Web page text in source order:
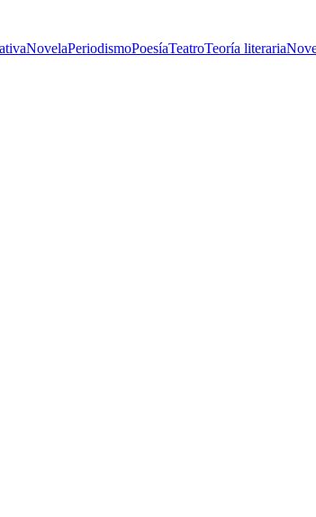
NovelaPeriodismoPoesíaTeatroTeoría literaria